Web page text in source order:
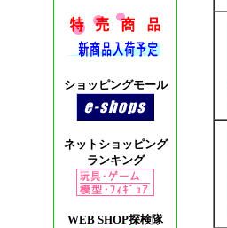
ショッピングモール
ネットショッピング
ランキング
WEB SHOP探検隊